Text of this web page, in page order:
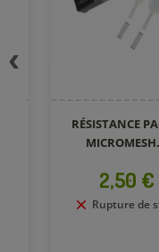
RÉSISTANCE PACK 2
MICROMESH...
Prix
2,50 €
Rupture de stock